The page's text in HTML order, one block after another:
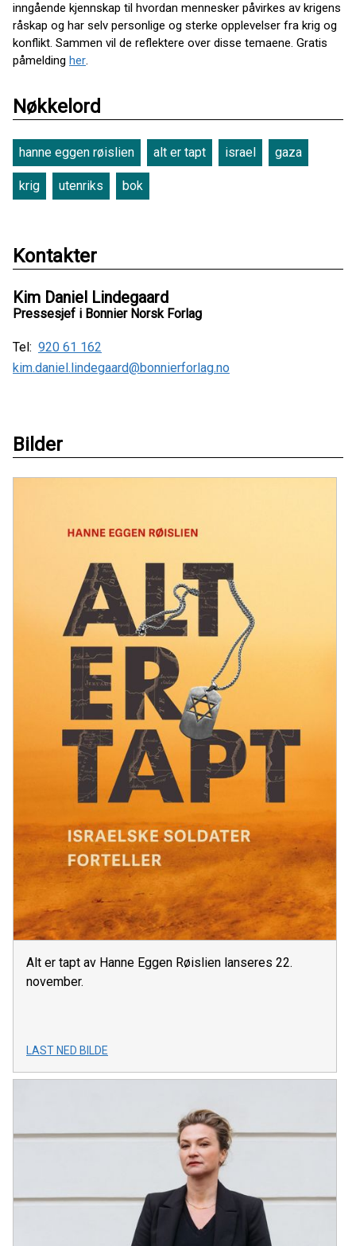
inngående kjennskap til hvordan mennesker påvirkes av krigens
råskap og har selv personlige og sterke opplevelser fra krig og
konflikt. Sammen vil de reflektere over disse temaene. Gratis
påmelding her.
Nøkkelord
hanne eggen røislien alt er tapt israel gaza
krig utenriks bok
Kontakter
Kim Daniel Lindegaard
Pressesjef i Bonnier Norsk Forlag
Tel: 920 61 162
kim.daniel.lindegaard@bonnierforlag.no
Bilder
Alt er tapt av Hanne Eggen Røislien lanseres 22.
november.
LAST NED BILDE